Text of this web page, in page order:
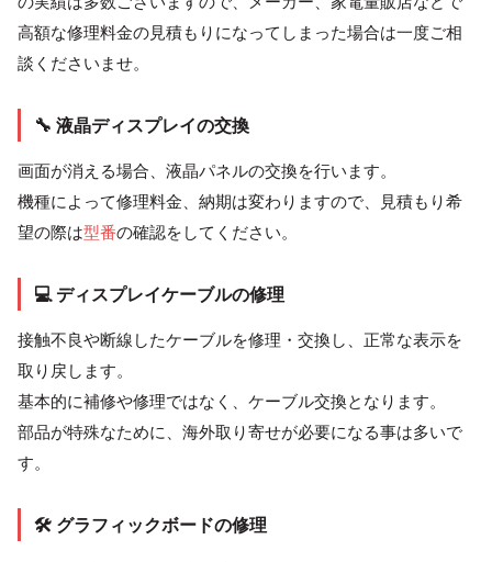
高額な修理料金の見積もりになってしまった場合は一度ご相
談くださいませ。
🔧 液晶ディスプレイの交換
画面が消える場合、液晶パネルの交換を行います。
機種によって修理料金、納期は変わりますので、見積もり希
望の際は型番の確認をしてください。
💻 ディスプレイケーブルの修理
接触不良や断線したケーブルを修理・交換し、正常な表示を
取り戻します。
基本的に補修や修理ではなく、ケーブル交換となります。
部品が特殊なために、海外取り寄せが必要になる事は多いで
す。
🛠 グラフィックボードの修理